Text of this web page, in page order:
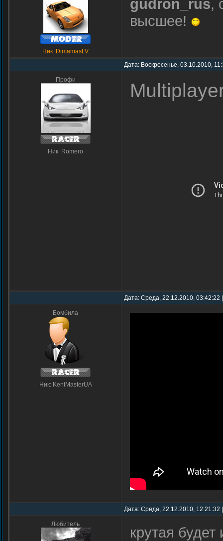
Ник: DimamasLV
gudron_rus,
высшее!
Дата: Воскресенье, 03.10.2010,
Профи
Ник: Romero
Дата: Среда, 22.12.2010,
Бомбила
Ник: KentMasterUA
Дата: Среда, 22.12.2010,
Любитель крутая будет